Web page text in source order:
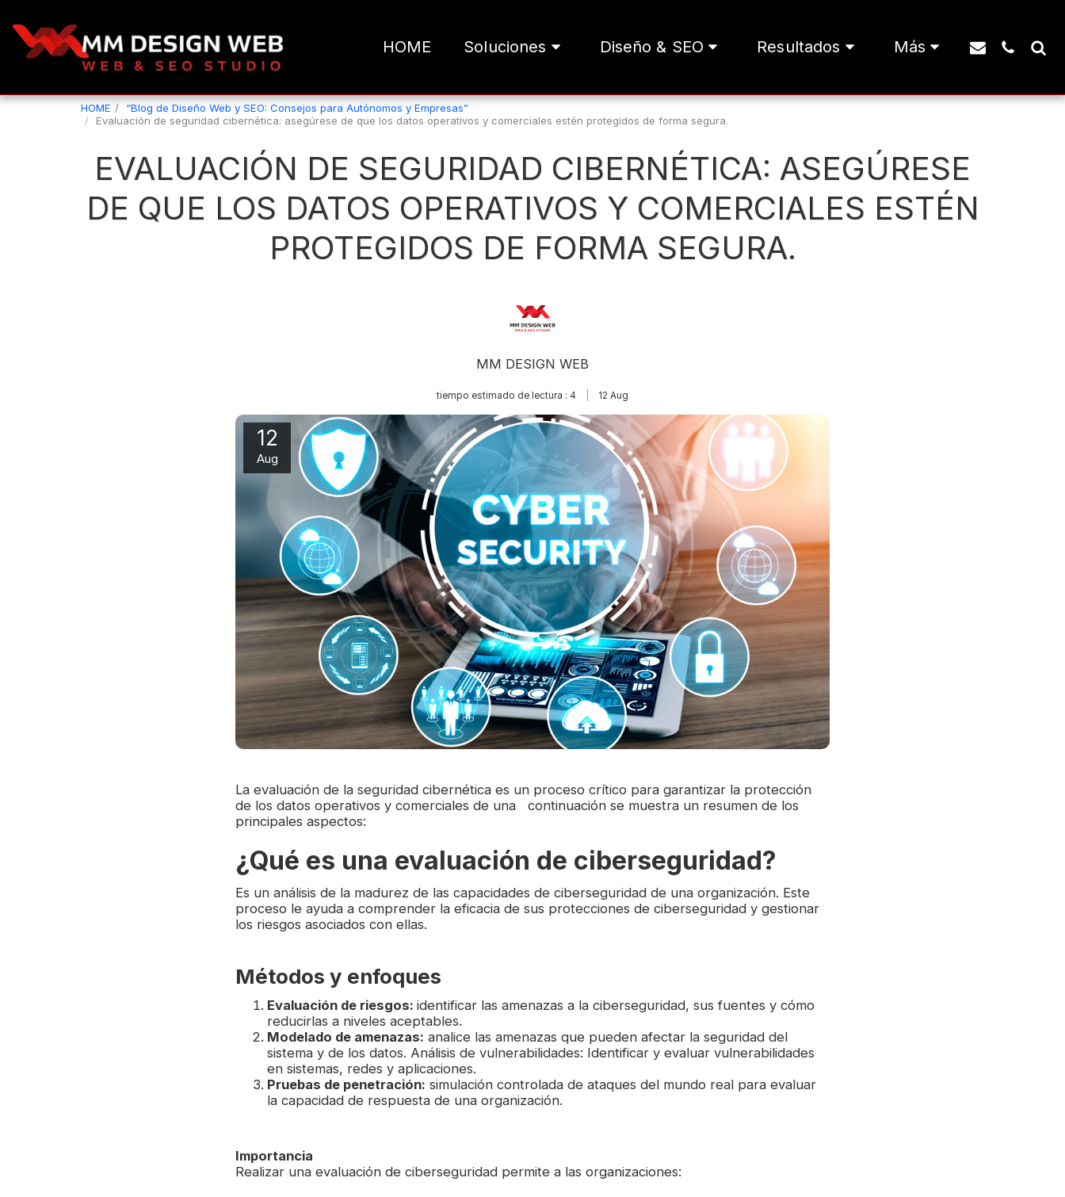
HOME Soluciones Diseño & SEO Resultados Más
HOME
“Blog de Diseño Web y SEO: Consejos para Autónomos y Empresas”
Evaluación de seguridad cibernética: asegúrese de que los datos operativos y comerciales estén protegidos de forma segura.
EVALUACIÓN DE SEGURIDAD CIBERNÉTICA: ASEGÚRESE
DE QUE LOS DATOS OPERATIVOS Y COMERCIALES ESTÉN
PROTEGIDOS DE FORMA SEGURA.
MM DESIGN WEB
tiempo estimado de lectura : 4 12 Aug
12
Aug
La evaluación de la seguridad cibernética es un proceso crítico para garantizar la protección
de los datos operativos y comerciales de una continuación se muestra un resumen de los
principales aspectos:
¿Qué es una evaluación de ciberseguridad?
Es un análisis de la madurez de las capacidades de ciberseguridad de una organización. Este
proceso le ayuda a comprender la eficacia de sus protecciones de ciberseguridad y gestionar
los riesgos asociados con ellas.
Métodos y enfoques
Evaluación de riesgos: identificar las amenazas a la ciberseguridad, sus fuentes y cómo
reducirlas a niveles aceptables.
Modelado de amenazas: analice las amenazas que pueden afectar la seguridad del
sistema y de los datos. Análisis de vulnerabilidades: Identificar y evaluar vulnerabilidades
en sistemas, redes y aplicaciones.
Pruebas de penetración: simulación controlada de ataques del mundo real para evaluar
la capacidad de respuesta de una organización.
Importancia
Realizar una evaluación de ciberseguridad permite a las organizaciones: